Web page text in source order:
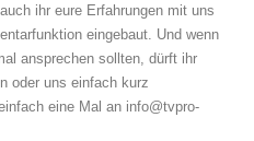
ihr eure Erfahrungen mit uns
eingebaut. Und wenn
ansprechen sollten, dürft ihr
oder uns einfach kurz
eine Mal an info@tvpro-